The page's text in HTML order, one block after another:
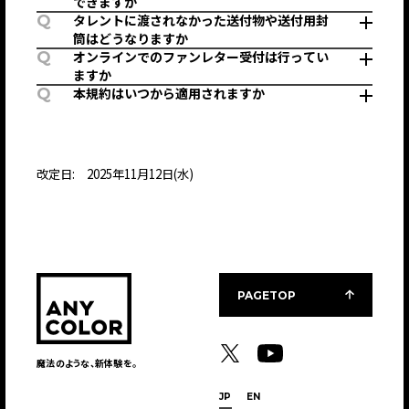
Q
タレントに渡されなかった送付物や送付用封
筒はどうなりますか
Q
オンラインでのファンレター受付は行ってい
ますか
Q 本規約はいつから適用されますか
改定日: 2025年11月12日(水)
魔法のような、新体験を。
JP EN
PAGETOP